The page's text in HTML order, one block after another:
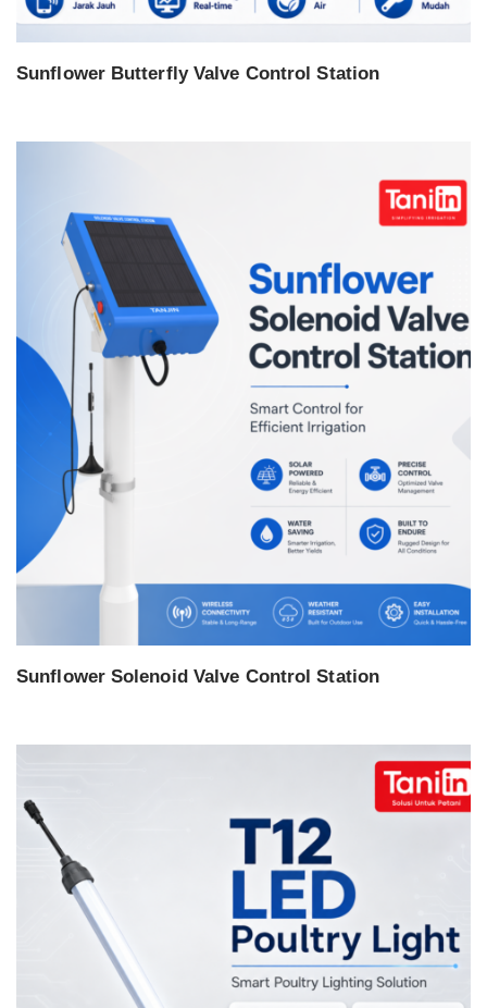
Sunflower Butterfly Valve Control Station
Sunflower Solenoid Valve Control Station